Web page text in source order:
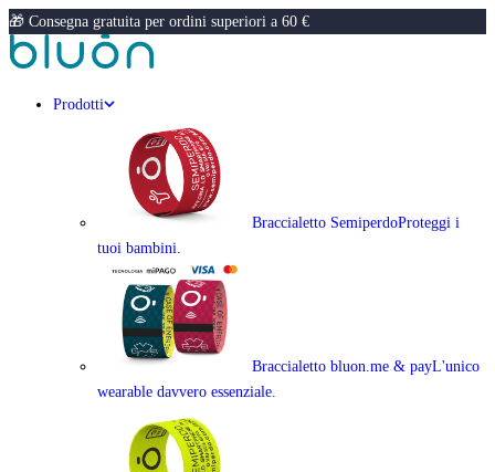
🎁 Consegna gratuita per ordini superiori a 60 €
Prodotti
Braccialetto SemiperdoProteggi i
tuoi bambini.
Braccialetto bluon.me & payL'unico
wearable davvero essenziale.